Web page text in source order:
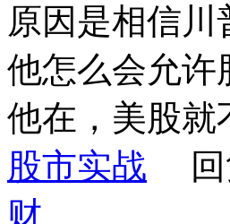
原因是相信
他怎么会允许
他在，美股就
股市实战 回
财